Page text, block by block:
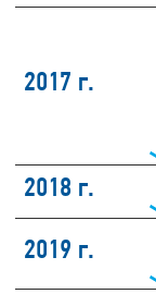
2017 г.
2018 г.
2019 г.